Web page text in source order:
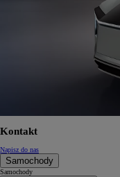
Kontakt
Napisz do nas
Samochody
Samochody